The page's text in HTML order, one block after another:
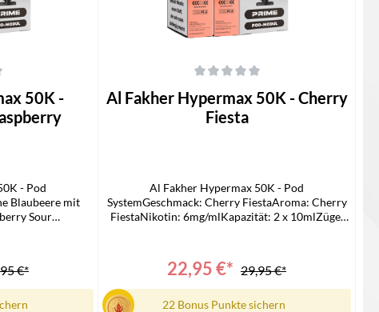
50K -
- Pod
Blaubeere mit
Sour
x Al Fakher 50k
x Al
Pod Modul
€*
Al Fakher Hypermax 50K - Cherry
Fiesta
Al Fakher Hypermax 50K - Pod
SystemGeschmack: Cherry FiestaAroma: Cherry
FiestaNikotin: 6mg/mlKapazität: 2 x 10mlZüge:
Hypermax Prime 10 ml Refill-Container1 x Al
Fakher 50k Hypermax Prime Pod Modul
22,95 €* 29,95 €*
22 Bonus Punkte sichern